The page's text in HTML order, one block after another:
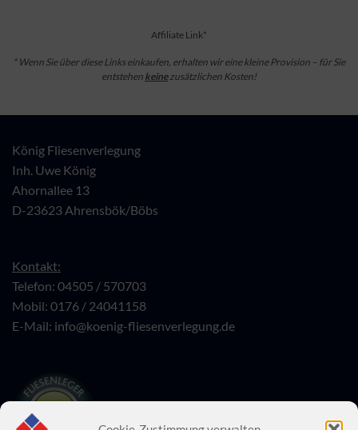
Affiliate Link*
* Wenn Sie über diese Links einkaufen, erhalten wir eine kleine Provision – für Sie
entstehen keinezusätzlichen Kosten!
König Fliesenverlegung
Inh. Uwe König
Ahornallee 13
D-23623 Ahrensbök/Böbs
Kontakt:
Telefon: 04505 / 570703
Mobil: 0176 / 24041158
E-Mail: info@koenig-fliesenverlegung.de